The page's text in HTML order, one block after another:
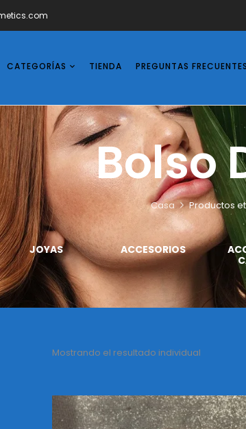
CATEGORÍAS TIENDA PREGUNTAS FRECUENTES
Bolso
Casa Productos
JOYAS ACCESORIOS
Mostrando el resultado individual